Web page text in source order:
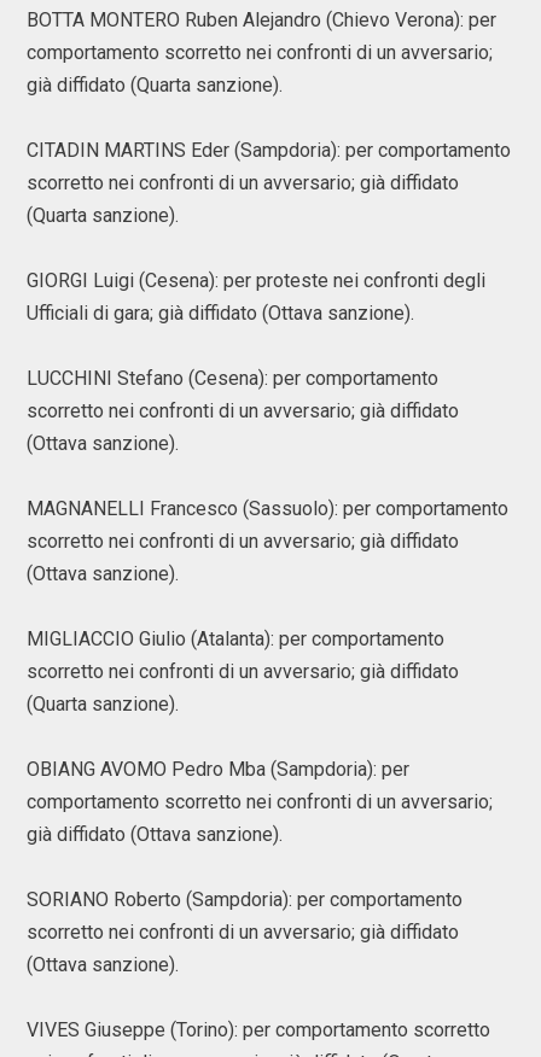
BOTTA MONTERO Ruben Alejandro (Chievo Verona): per
comportamento scorretto nei confronti di un avversario;
già diffidato (Quarta sanzione).
CITADIN MARTINS Eder (Sampdoria): per comportamento
scorretto nei confronti di un avversario; già diffidato
(Quarta sanzione).
GIORGI Luigi (Cesena): per proteste nei confronti degli
Ufficiali di gara; già diffidato (Ottava sanzione).
LUCCHINI Stefano (Cesena): per comportamento
scorretto nei confronti di un avversario; già diffidato
(Ottava sanzione).
MAGNANELLI Francesco (Sassuolo): per comportamento
scorretto nei confronti di un avversario; già diffidato
(Ottava sanzione).
MIGLIACCIO Giulio (Atalanta): per comportamento
scorretto nei confronti di un avversario; già diffidato
(Quarta sanzione).
OBIANG AVOMO Pedro Mba (Sampdoria): per
comportamento scorretto nei confronti di un avversario;
già diffidato (Ottava sanzione).
SORIANO Roberto (Sampdoria): per comportamento
scorretto nei confronti di un avversario; già diffidato
(Ottava sanzione).
VIVES Giuseppe (Torino): per comportamento scorretto